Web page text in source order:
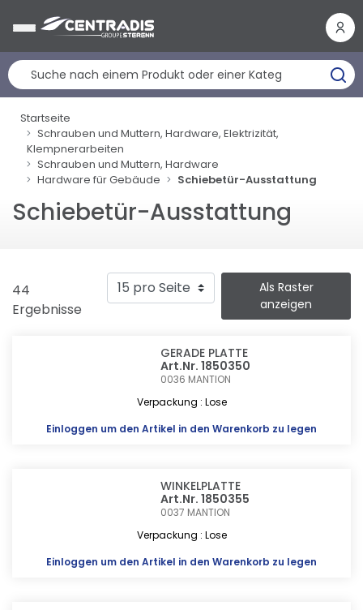
Startseite
Schrauben und Muttern, Hardware, Elektrizität,
Klempnerarbeiten
Schrauben und Muttern, Hardware
Hardware für Gebäude
Schiebetür-Ausstattung
Schiebetür-Ausstattung
44
Ergebnisse
Als Raster
anzeigen
GERADE PLATTE
Art.Nr. 1850350
0036 MANTION
Verpackung : Lose
Einloggen um den Artikel in den Warenkorb zu legen
WINKELPLATTE
Art.Nr. 1850355
0037 MANTION
Verpackung : Lose
Einloggen um den Artikel in den Warenkorb zu legen